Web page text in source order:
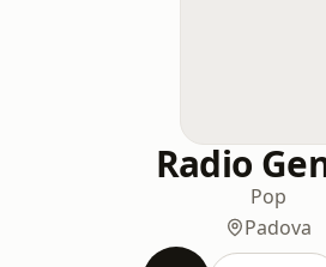
Radio
Pop
Padova